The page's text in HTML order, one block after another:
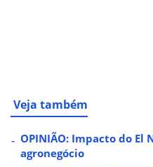
Veja também
OPINIÃO: Impacto do El
agronegócio